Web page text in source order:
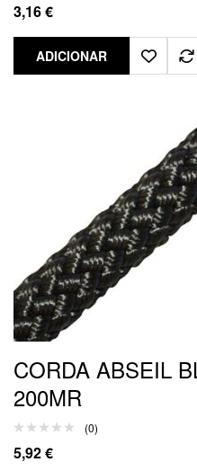
3,16€
ADICIONAR
CORDA ABSEIL
200MR
(0)
5,92€